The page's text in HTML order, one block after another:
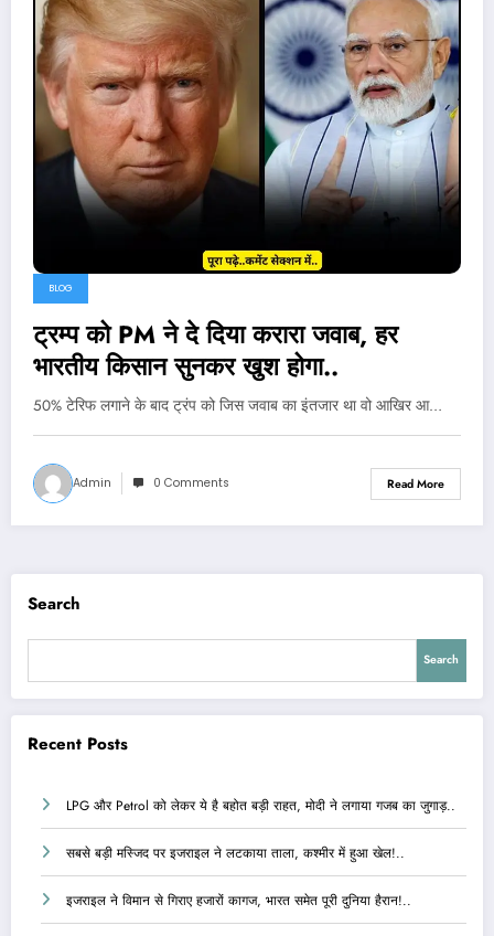
BLOG
ट्रम्प को PM ने दे दिया करारा जवाब, हर
भारतीय किसान सुनकर खुश होगा..
50% टेरिफ लगाने के बाद ट्रंप को जिस जवाब का इंतजार था वो आखिर आ…
Admin 0 Comments Read More
Search
Search
Recent Posts
LPG और Petrol को लेकर ये है बहोत बड़ी राहत, मोदी ने लगाया गजब का जुगाड़..
सबसे बड़ी मस्जिद पर इजराइल ने लटकाया ताला, कश्मीर में हुआ खेल!..
इजराइल ने विमान से गिराए हजारों कागज, भारत समेत पूरी दुनिया हैरान!..